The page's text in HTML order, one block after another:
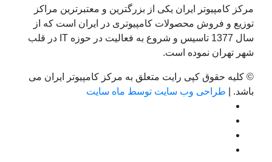
مرکز کامپیوتر ایران یکی از بزرگترین و معتبرترین مراکز
توزیع و فروش محصولات کامپیوتری در ایران است که از
سال 1377 تاسیس و شروع به فعالیت در حوزه IT در قلب
شهر تهران نموده است.
© کلیه حقوق کپی رایت متعلق به مرکز کامپیوتر ایران می
باشد. |
طراحی وب سایت توسط ماه سایت